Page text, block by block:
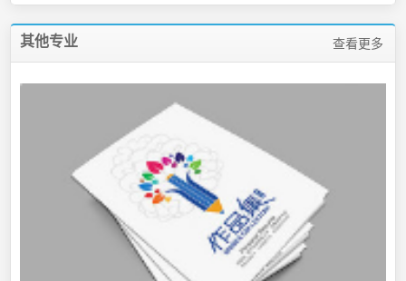
查看更多
其他专业